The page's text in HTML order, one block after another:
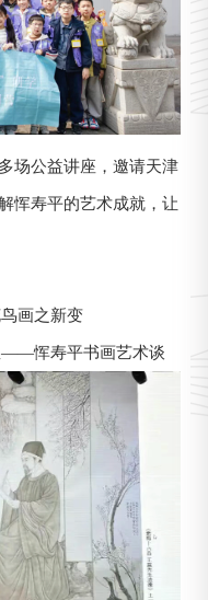
场公益讲座，邀请天津
恽寿平的艺术成就，让
画之新变
——恽寿平书画艺术谈